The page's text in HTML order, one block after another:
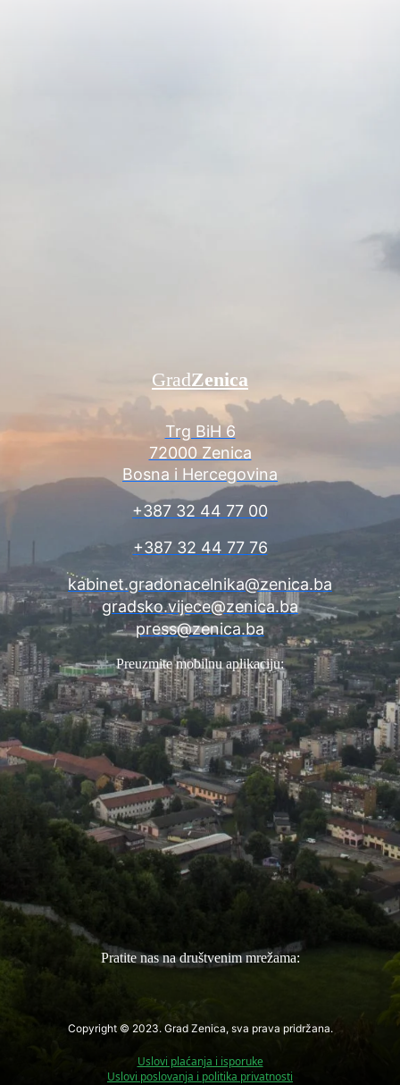
Trg BiH 6
72000 Zenica
Bosna i Hercegovina
+387 32 44 77 00
+387 32 44 77 76
kabinet.gradonacelnika@zenica.ba
gradsko.vijece@zenica.ba
press@zenica.ba
GradZenica
Preuzmite mobilnu aplikaciju:
Pratite nas na društvenim mrežama:
Copyright © 2023. Grad Zenica, sva prava pridržana.
Uslovi plaćanja i isporuke
Uslovi poslovanja i politika privatnosti